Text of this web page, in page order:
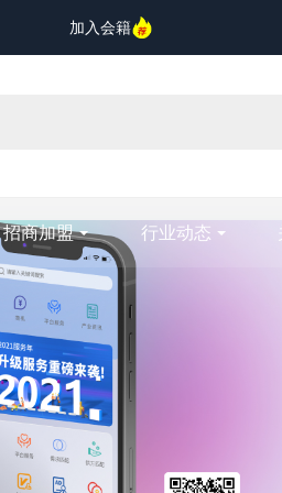
加入会籍
招商加盟 行业动态